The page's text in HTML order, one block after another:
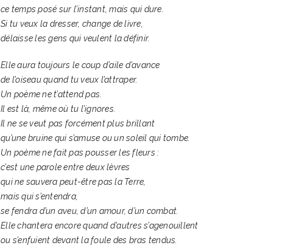
ce temps posé sur l’instant, mais qui dure.
Si tu veux la dresser, change de livre,
délaisse les gens qui veulent la définir.
Elle aura toujours le coup d’aile d’avance
de l’oiseau quand tu veux l’attraper.
Un poème ne t’attend pas.
Il est là, même où tu l’ignores.
Il ne se veut pas forcément plus brillant
qu’une bruine qui s’amuse ou un soleil qui tombe.
Un poème ne fait pas pousser les fleurs :
c’est une parole entre deux lèvres
qui ne sauvera peut-être pas la Terre,
mais qui s’entendra,
se fendra d’un aveu, d’un amour, d’un combat.
Elle chantera encore quand d’autres s’agenouillent
ou s’enfuient devant la foule des bras tendus.